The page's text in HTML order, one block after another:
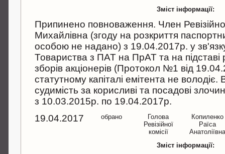
Зміст інформації:
Припинено повноваження. Член
Михайлівна (згоду на розкриття
особою не надано) з 19.04.2017р. у
Товариства з ПАТ на ПрАТ та на підставі
зборів акціонерів (Протокол №1 від
статутному капіталі емітента не
судимість за корисливі та посадові
з 10.03.2015р. по 19.04.2017р.
19.04.2017
обрано
Голова
Ревізійної
комісії
Копиленко
Раїса
Анатоліївна
Зміст інформації: